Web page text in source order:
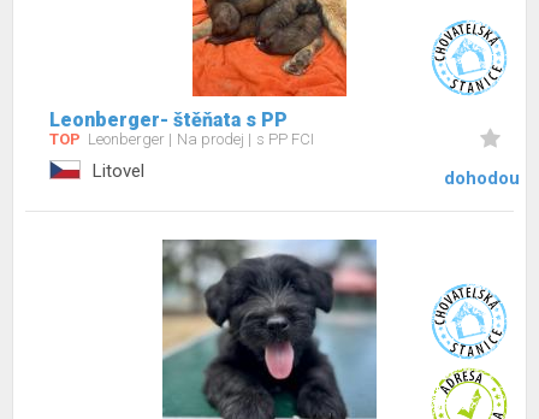
Leonberger- štěňata s PP
TOP Leonberger Na prodej s PP FCI
Litovel dohodou